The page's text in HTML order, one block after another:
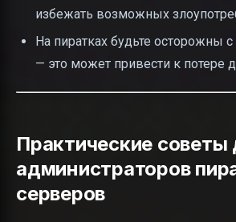
избежать возможных
На пиратках будьте осторожны
— это может привести к потере
Практические советы
администраторов
серверов